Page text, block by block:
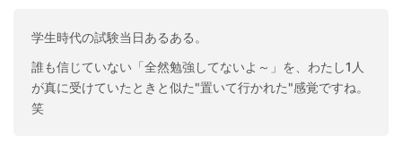
学生時代の試験当日あるある。
誰も信じていない「全然勉強してないよ～」を、わたし1人
が真に受けていたときと似た"置いて行かれた"感覚ですね。
笑